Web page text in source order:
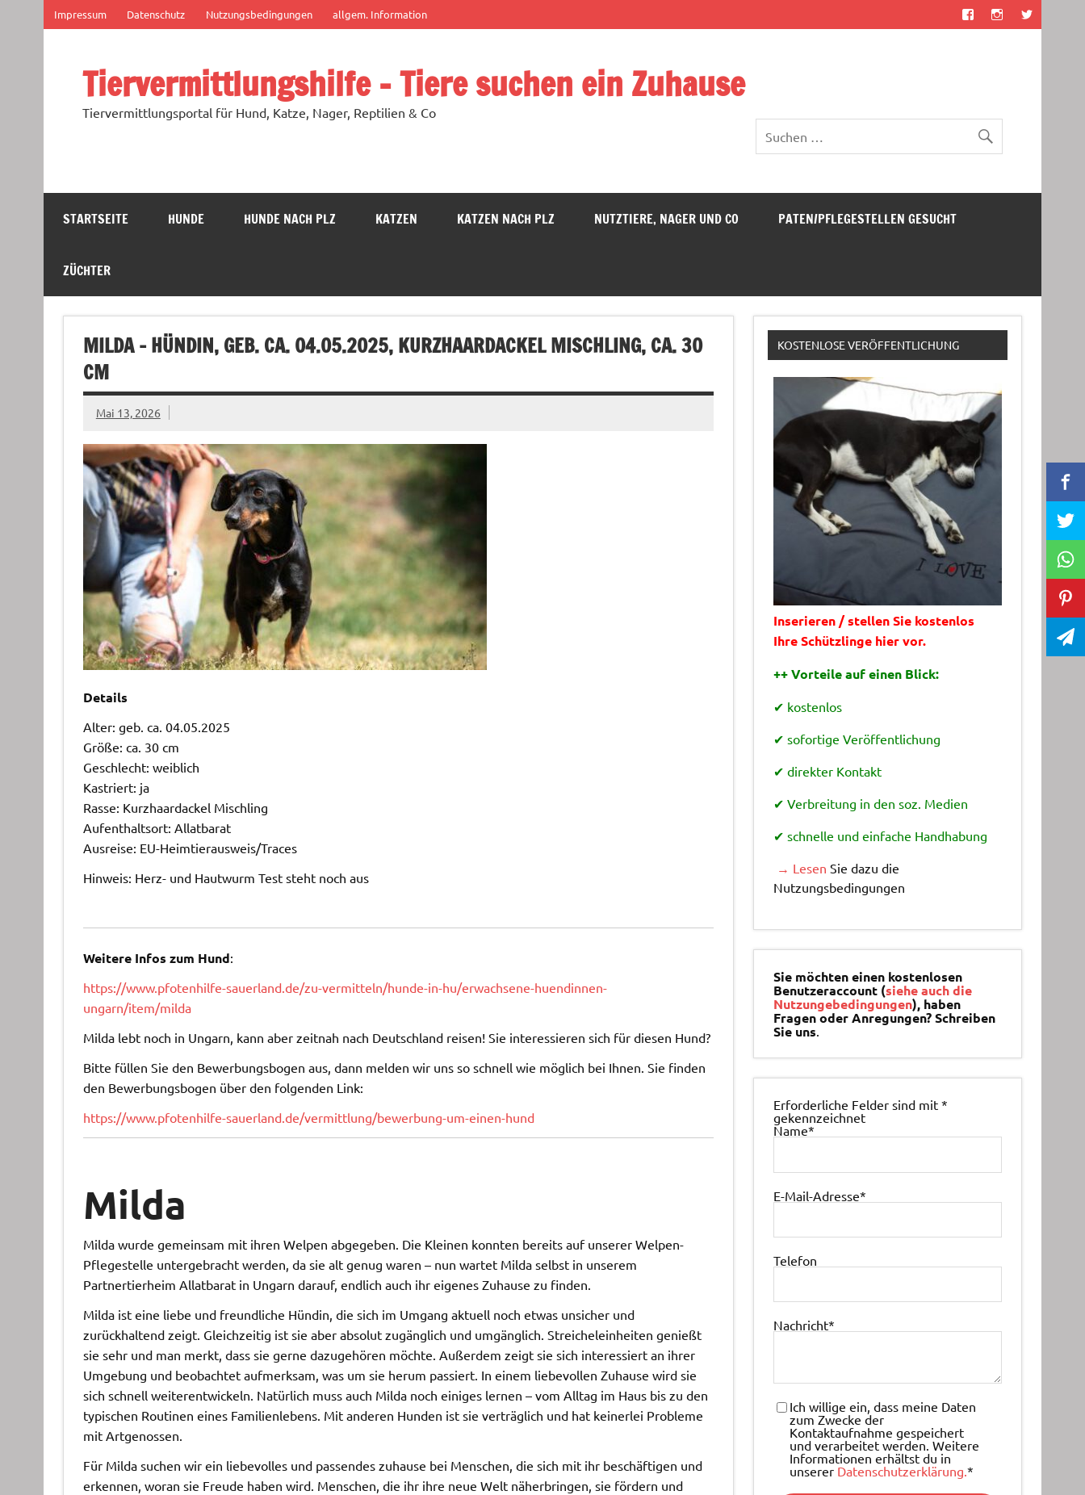
springen
Impressum Datenschutz Nutzungsbedingungen allgem. Information
Tiervermittlungshilfe – Tiere suchen ein Zuhause
Tiervermittlungsportal für Hund, Katze, Nager, Reptilien & Co
STARTSEITE HUNDE HUNDE NACH PLZ KATZEN KATZEN NACH PLZ NUTZTIERE, NAGER UND CO PATEN/PFLEGESTELLEN GESUCHT
ZÜCHTER
MILDA – HÜNDIN, GEB. CA. 04.05.2025, KURZHAARDACKEL MISCHLING, CA. 30
CM
Mai 13, 2026
Details
Alter: geb. ca. 04.05.2025
Größe: ca. 30 cm
Geschlecht: weiblich
Kastriert: ja
Rasse: Kurzhaardackel Mischling
Aufenthaltsort: Allatbarat
Ausreise: EU-Heimtierausweis/Traces
Hinweis: Herz- und Hautwurm Test steht noch aus
Weitere Infos zum Hund:
https://www.pfotenhilfe-sauerland.de/zu-vermitteln/hunde-in-hu/erwachsene-huendinnen-
ungarn/item/milda
Milda lebt noch in Ungarn, kann aber zeitnah nach Deutschland reisen! Sie interessieren sich für diesen Hund?
Bitte füllen Sie den Bewerbungsbogen aus, dann melden wir uns so schnell wie möglich bei Ihnen. Sie finden
den Bewerbungsbogen über den folgenden Link:
https://www.pfotenhilfe-sauerland.de/vermittlung/bewerbung-um-einen-hund
Milda
Milda wurde gemeinsam mit ihren Welpen abgegeben. Die Kleinen konnten bereits auf unserer Welpen-
Pflegestelle untergebracht werden, da sie alt genug waren – nun wartet Milda selbst in unserem
Partnertierheim Allatbarat in Ungarn darauf, endlich auch ihr eigenes Zuhause zu finden.
Milda ist eine liebe und freundliche Hündin, die sich im Umgang aktuell noch etwas unsicher und
zurückhaltend zeigt. Gleichzeitig ist sie aber absolut zugänglich und umgänglich. Streicheleinheiten genießt
sie sehr und man merkt, dass sie gerne dazugehören möchte. Außerdem zeigt sie sich interessiert an ihrer
Umgebung und beobachtet aufmerksam, was um sie herum passiert. In einem liebevollen Zuhause wird sie
sich schnell weiterentwickeln. Natürlich muss auch Milda noch einiges lernen – vom Alltag im Haus bis zu den
typischen Routinen eines Familienlebens. Mit anderen Hunden ist sie verträglich und hat keinerlei Probleme
mit Artgenossen.
Für Milda suchen wir ein liebevolles und passendes zuhause bei Menschen, die sich mit ihr beschäftigen und
erkennen, woran sie Freude haben wird. Menschen, die ihr ihre neue Welt näherbringen, sie fördern und
KOSTENLOSE VERÖFFENTLICHUNG
Inserieren / stellen Sie kostenlos
Ihre Schützlinge hier vor.
++ Vorteile auf einen Blick:
✔ kostenlos
✔ sofortige Veröffentlichung
✔ direkter Kontakt
✔ Verbreitung in den soz. Medien
✔ schnelle und einfache Handhabung
→ Lesen Sie dazu die
Nutzungsbedingungen
Sie möchten einen kostenlosen
Benutzeraccount (siehe auch die
Nutzungebedingungen), haben
Fragen oder Anregungen? Schreiben
Sie uns.
Erforderliche Felder sind mit*
gekennzeichnet
Name*
E-Mail-Adresse*
Telefon
Nachricht*
Ich willige ein, dass meine Daten
zum Zwecke der
Kontaktaufnahme gespeichert
und verarbeitet werden. Weitere
Informationen erhältst du in
unserer Datenschutzerklärung.*